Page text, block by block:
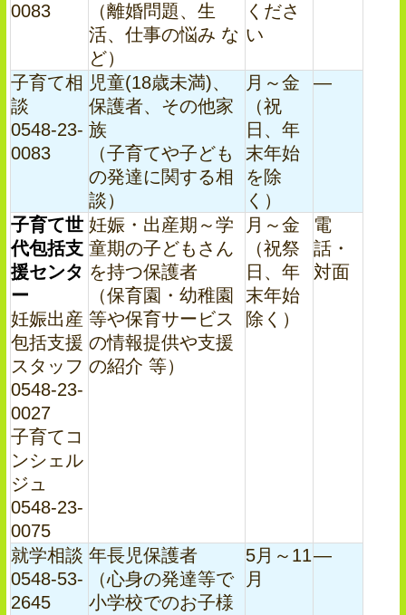
0083
（離婚問題、生
活、仕事の悩み な
ど）
くださ
い
子育て相
談
0548-23-
0083
児童(18歳未満)、
保護者、その他家
族
（子育てや子ども
の発達に関する相
談）
月～金
（祝
日、年
末年始
を除
く）
―
子育て世
代包括支
援センタ
ー
妊娠出産
包括支援
スタッフ
0548-23-
0027
子育てコ
ンシェル
ジュ
0548-23-
0075
妊娠・出産期～学
童期の子どもさん
を持つ保護者
（保育園・幼稚園
等や保育サービス
の情報提供や支援
の紹介 等）
月～金
（祝祭
日、年
末年始
除く）
電
話・
対面
就学相談
0548-53-
2645
年長児保護者
（心身の発達等で
小学校でのお子様
5月～11
月
―